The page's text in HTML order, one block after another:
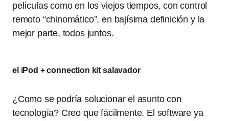
películas como en los viejos tiempos, con control
remoto “chinomático”, en bajísima definición y la
mejor parte, todos juntos.
el iPod + connection kit salavador
¿Como se podría solucionar el asunto con
tecnología? Creo que fácilmente. El software ya